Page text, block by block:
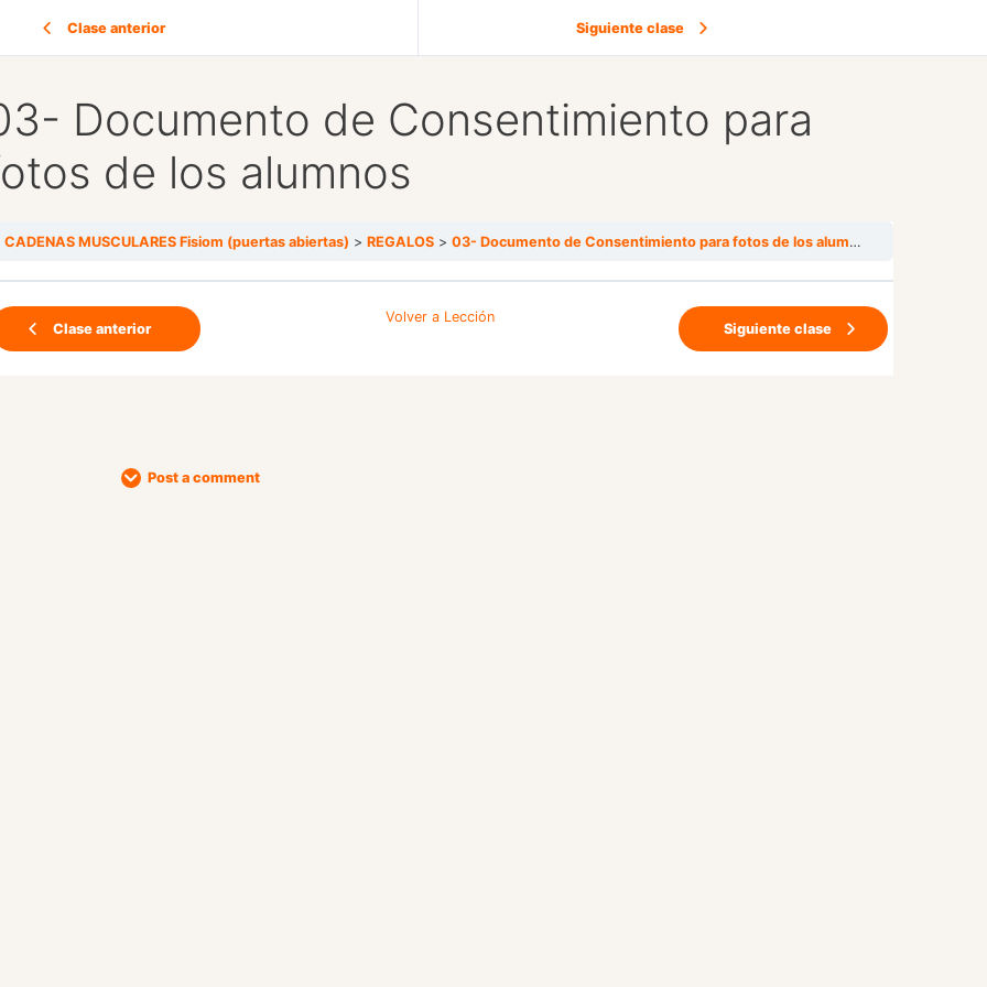
Clase anterior Siguiente clase
Documento de Consentimiento para
de los alumnos
CADENAS MUSCULARES Fisiom (puertas abiertas) REGALOS 03- Documento de Consentimiento para fotos de los alumnos
Clase anterior
Volver a Lección
Siguiente clase
Post a comment